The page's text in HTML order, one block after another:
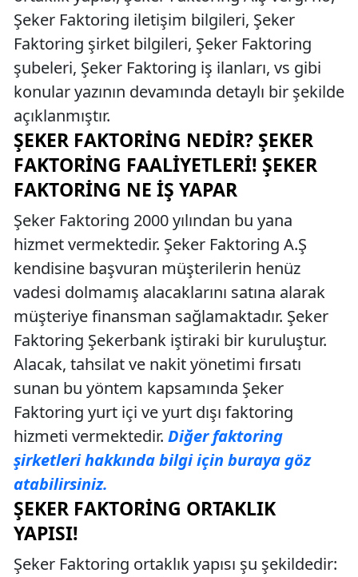
Şeker Faktoring iletişim bilgileri, Şeker
Faktoring şirket bilgileri, Şeker Faktoring
şubeleri, Şeker Faktoring iş ilanları, vs gibi
konular yazının devamında detaylı bir şekilde
açıklanmıştır.
ŞEKER FAKTORING NEDIR? ŞEKER
FAKTORING FAALIYETLERI! ŞEKER
FAKTORING NE İŞ YAPAR
Şeker Faktoring 2000 yılından bu yana
hizmet vermektedir. Şeker Faktoring A.Ş
kendisine başvuran müşterilerin henüz
vadesi dolmamış alacaklarını satına alarak
müşteriye finansman sağlamaktadır. Şeker
Faktoring Şekerbank iştiraki bir kuruluştur.
Alacak, tahsilat ve nakit yönetimi fırsatı
sunan bu yöntem kapsamında Şeker
Faktoring yurt içi ve yurt dışı faktoring
hizmeti vermektedir. Diğer faktoring
şirketleri hakkında bilgi için buraya göz
atabilirsiniz.
ŞEKER FAKTORING ORTAKLIK
YAPISI!
Şeker Faktoring ortaklık yapısı şu şekildedir: